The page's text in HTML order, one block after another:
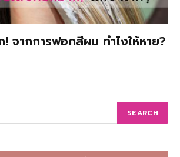
จากการฟอกสีผม ทำไงให้หาย?